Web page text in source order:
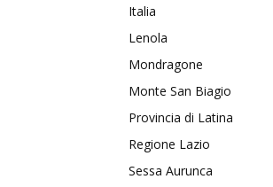
Italia
Lenola
Mondragone
Monte San Biagio
Provincia di Latina
Regione Lazio
Sessa Aurunca